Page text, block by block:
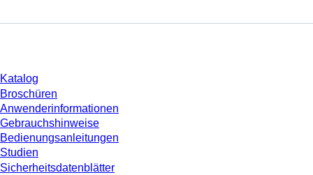
Katalog
Broschüren
Anwenderinformationen
Gebrauchshinweise
Bedienungsanleitungen
Studien
Sicherheitsdatenblätter